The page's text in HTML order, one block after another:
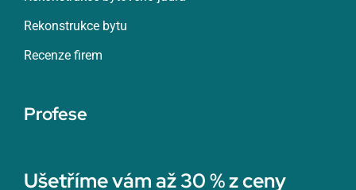
Rekonstrukce bytu
Recenze firem
Profese
Ušetříme vám až 30 % z ceny